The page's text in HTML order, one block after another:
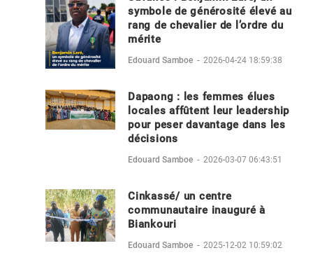
symbole de générosité élevé au
rang de chevalier de l’ordre du
mérite
Edouard Samboe - 2026-04-24 18:59:38
Dapaong : les femmes élues
locales affûtent leur leadership
pour peser davantage dans les
décisions
Edouard Samboe - 2026-03-07 06:43:51
Cinkassé/ un centre
communautaire inauguré à
Biankouri
Edouard Samboe - 2025-12-02 10:59:02